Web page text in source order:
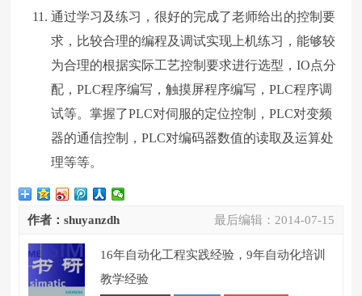
通过学习及练习，很好的完成了老师给出的控制要
求，比较合理的编程及调试实现上机练习，能够较
为合理的根据实际工艺控制要求进行选型，IO点分
配，PLC程序编写，触摸屏程序编写，PLC程序调
试等。掌握了PLC对伺服的定位控制，PLC对变频
器的通信控制，PLC对编码器数值的读取及运算处
理等等。
最后编辑： 2014-07-15
作者：shuyanzdh
16年自动化工程实践经验，9年自动化培训
教学经验